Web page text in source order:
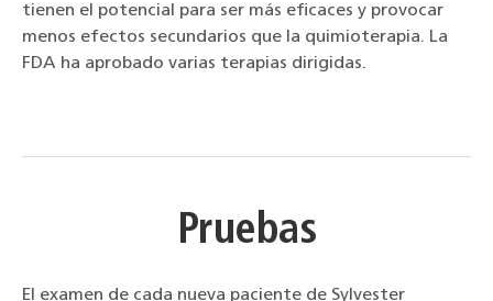
tienen el potencial para ser más eficaces y provocar
menos efectos secundarios que la quimioterapia. La
FDA ha aprobado varias terapias dirigidas.
Pruebas
El examen de cada nueva paciente de Sylvester